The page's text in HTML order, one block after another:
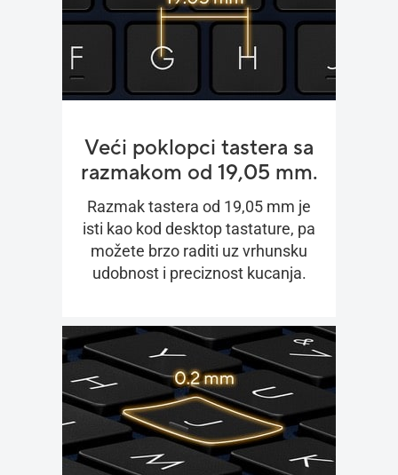
Veći poklopci tastera sa
razmakom od 19,05 mm.
Razmak tastera od 19,05 mm je
isti kao kod desktop tastature, pa
možete brzo raditi uz vrhunsku
udobnost i preciznost kucanja.